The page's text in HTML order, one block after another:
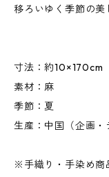
移ろいゆく季節の美
寸法：約10×170cm
素材：麻
季節：夏
生産：中国（企画・
※手織り・手染め商